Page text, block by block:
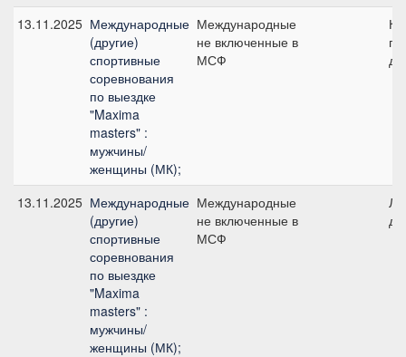
13.11.2025 Международные
(другие)
спортивные
соревнования
по выездке
"Maxima
masters" :
мужчины/
женщины (МК);
Международные
не включенные в
МСФ
13.11.2025 Международные
(другие)
спортивные
соревнования
по выездке
"Maxima
masters" :
мужчины/
женщины (МК);
Международные
не включенные в
МСФ